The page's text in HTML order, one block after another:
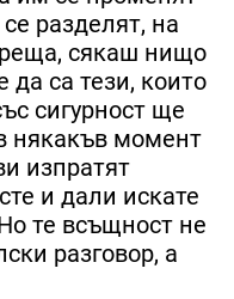
разделят, на
сякаш нищо
да са тези, които
сигурност ще
някакъв момент
изпратят
и дали искате
те всъщност не
разговор, а